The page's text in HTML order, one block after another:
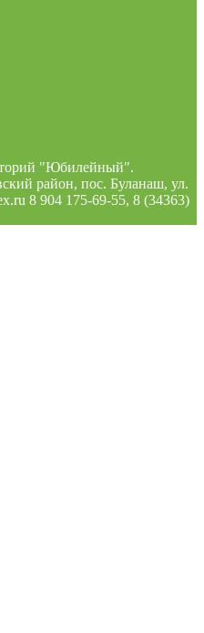
"Юбилейный".
район, пос. Буланаш, ул.
8 904 175-69-55, 8 (34363)